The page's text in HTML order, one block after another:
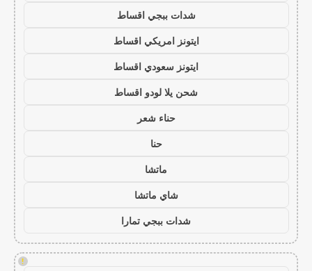
شدات ببجي اقساط
ايتونز امريكي اقساط
ايتونز سعودي اقساط
شحن يلا لودو اقساط
حناء شعر
حنا
ماتشا
شاي ماتشا
شدات ببجي تمارا
!